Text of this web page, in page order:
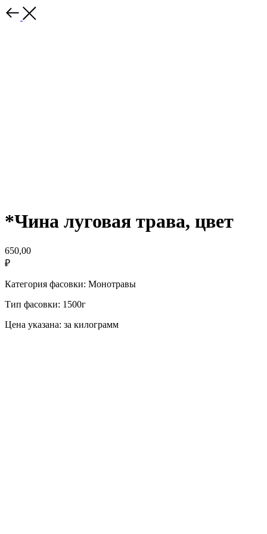
*Чина луговая трава, цвет
650,00
₽
Категория фасовки: Монотравы
Тип фасовки: 1500г
Цена указана: за килограмм